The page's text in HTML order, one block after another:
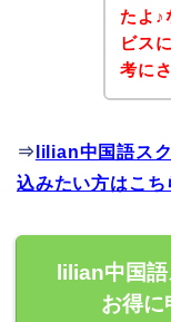
たよ
ビス
考に
⇒ lilian中国語ス
込みたい方はこち
lilian中国語
お得に